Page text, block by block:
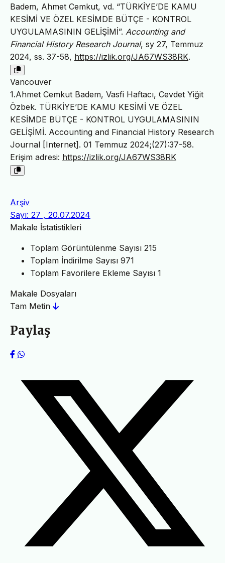
Badem, Ahmet Cemkut, vd. “TÜRKİYE’DE KAMU
KESİMİ VE ÖZEL KESİMDE BÜTÇE - KONTROL
UYGULAMASININ GELİŞİMİ”. Accounting and
Financial History Research Journal, sy 27, Temmuz
2024, ss. 37-58, https://izlik.org/JA67WS38RK.
Vancouver
1.Ahmet Cemkut Badem, Vasfi Haftacı, Cevdet Yiğit
Özbek. TÜRKİYE’DE KAMU KESİMİ VE ÖZEL
KESİMDE BÜTÇE - KONTROL UYGULAMASININ
GELİŞİMİ. Accounting and Financial History Research
Journal [Internet]. 01 Temmuz 2024;(27):37-58.
Erişim adresi: https://izlik.org/JA67WS38RK
Arşiv
Sayı: 27 , 20.07.2024
Makale İstatistikleri
Toplam Görüntülenme Sayısı 215
Toplam İndirilme Sayısı 971
Toplam Favorilere Ekleme Sayısı 1
Makale Dosyaları
Tam Metin
Paylaş